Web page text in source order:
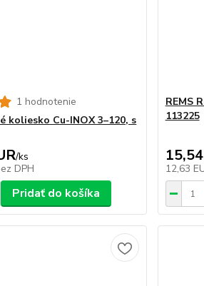
1 hodnotenie
koliesko Cu-INOX 3–120, s
/ks
DPH
Pridať do košíka
REMS
113225
12,63